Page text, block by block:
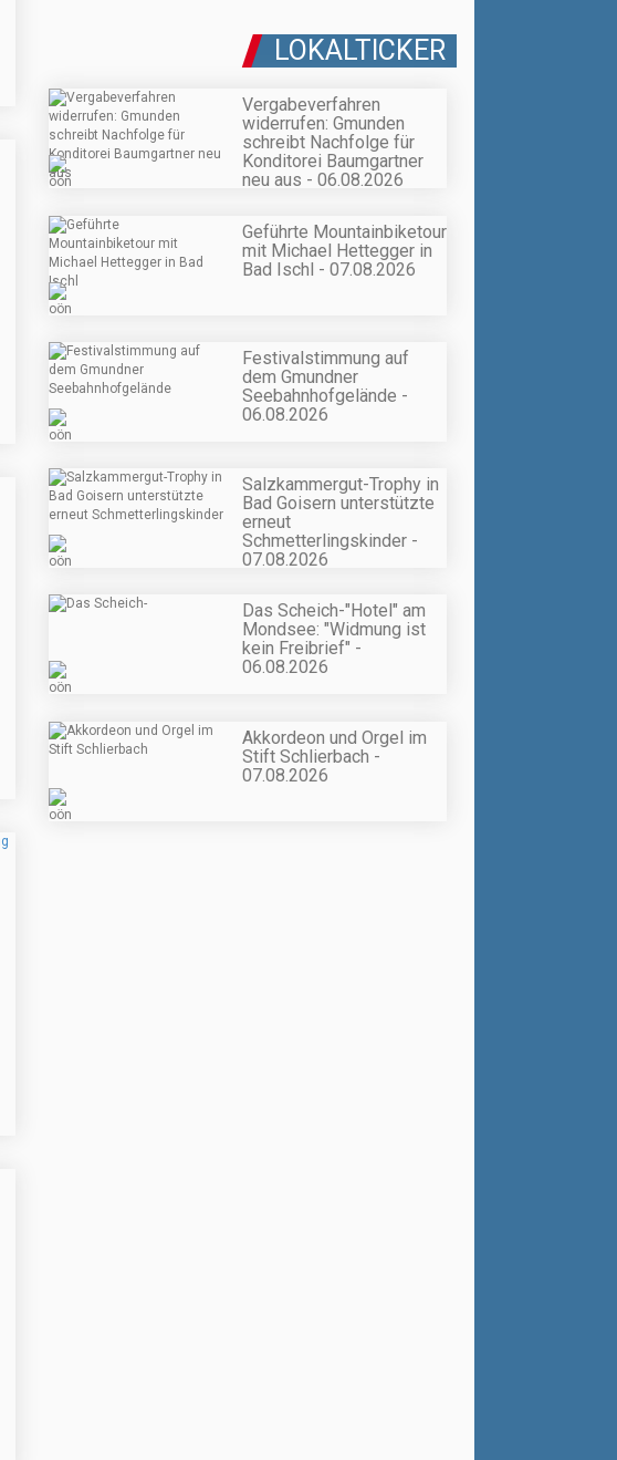
LOKALTICKER
Vergabeverfahren
widerrufen: Gmunden
schreibt Nachfolge für
Konditorei Baumgartner
neu aus - 06.08.2026
Geführte Mountainbiketour
mit Michael Hettegger in
Bad Ischl - 07.08.2026
Festivalstimmung auf
dem Gmundner
Seebahnhofgelände -
06.08.2026
Salzkammergut-Trophy in
Bad Goisern unterstützte
erneut
Schmetterlingskinder -
07.08.2026
Das Scheich-"Hotel" am
Mondsee: "Widmung ist
kein Freibrief" -
06.08.2026
Akkordeon und Orgel im
Stift Schlierbach -
07.08.2026